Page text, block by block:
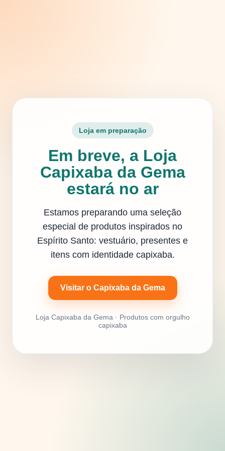
Loja em preparação
Em breve, a Loja
Capixaba da Gema
estará no ar
Estamos preparando uma seleção
especial de produtos inspirados no
Espírito Santo: vestuário, presentes e
itens com identidade capixaba.
Visitar o Capixaba da Gema
Loja Capixaba da Gema · Produtos com orgulho
capixaba